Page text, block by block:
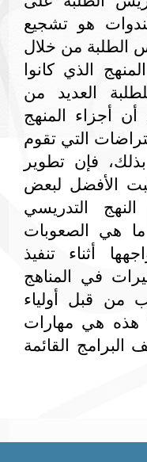
هو تشجيع
الطلبة من خلال
الذي كانوا
العديد من
أجزاء المنهج
التي تقوم
فإن تطوير
الأفضل لبعض
التدريسي
هي الصعوبات
أثناء تنفيذ
في المناهج
من قبل أولياء
هذه هي مهارات
البرامج القائمة